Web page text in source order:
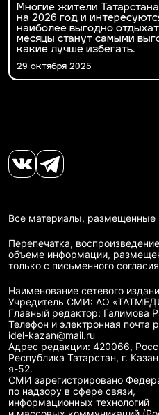
Многие жители
на 2026 год и
наиболее выгодно
месяцы станут самыми
какие лучше избегать.
29 октября 2025
Все материалы, размещенные
Перепечатка,
объеме информации,
только с письменного
Наименование сетевого
Учредитель СМИ: АО
Главный редактор: Галимова
Телефон и электронная
idel-kazan@mail.ru
Адрес редакции: 420066,
Республика Татарстан, г.
я-52.
СМИ зарегистрировано
по надзору в сфере связи,
информационных технологий